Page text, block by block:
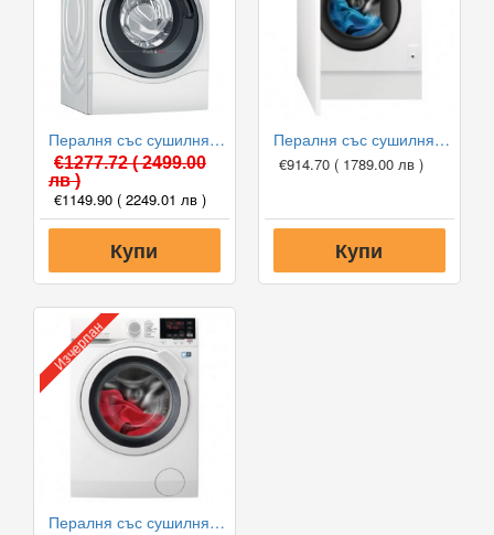
Пералня със сушилня Bosch WDU8H541EU, 1400 обр/мин, 10/6 кг
€1277.72( 2499.00
лв )
€1149.90 ( 2249.01 лв )
Купи
Пералня със сушилня за вграждане Electrolux EW7W368SI, 1600 обр/мин, 8/4 кг
€914.70 ( 1789.00 лв )
Купи
Изчерпан
Пералня със сушилня AEG L7WBG47W Серия 7000, 1400 обр/мин, 7/4 кг